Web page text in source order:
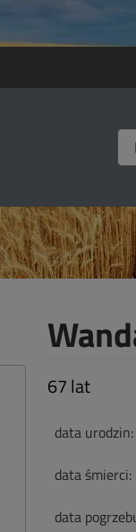
67 lat
data urodzin:
data śmierci:
data